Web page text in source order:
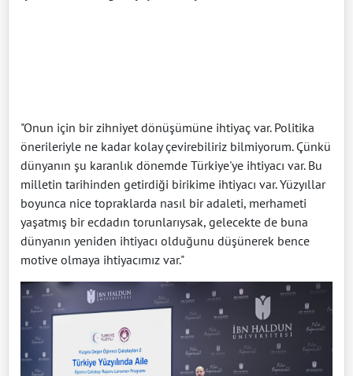
"Onun için bir zihniyet dönüşümüne ihtiyaç var. Politika
önerileriyle ne kadar kolay çevirebiliriz bilmiyorum. Çünkü
dünyanın şu karanlık dönemde Türkiye'ye ihtiyacı var. Bu
milletin tarihinden getirdiği birikime ihtiyacı var. Yüzyıllar
boyunca nice topraklarda nasıl bir adaleti, merhameti
yaşatmış bir ecdadın torunlarıysak, gelecekte de buna
dünyanın yeniden ihtiyacı olduğunu düşünerek bence
motive olmaya ihtiyacımız var."